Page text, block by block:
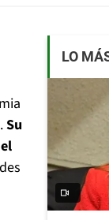
Su
LO